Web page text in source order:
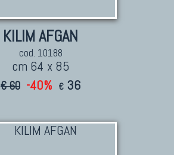
KILIM AFGAN
cod. 10188
cm 64 x 85
€ 60 -40% € 36